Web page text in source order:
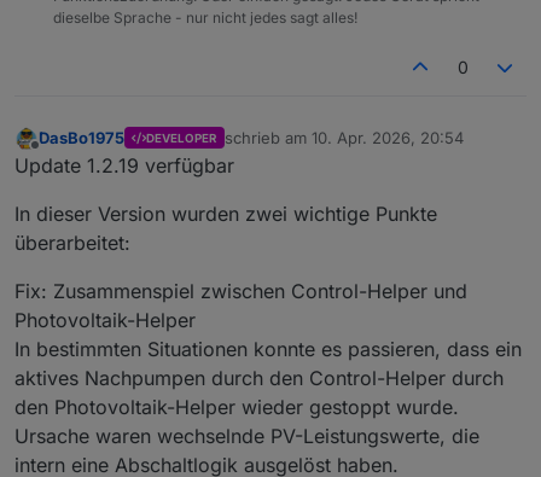
dieselbe Sprache - nur nicht jedes sagt alles!
0
Offline
DasBo1975 DEVELOPER schrieb am 10. Apr. 2026, 20:54
zuletzt editiert von
Update 1.2.19 verfügbar
In dieser Version wurden zwei wichtige Punkte
überarbeitet:
Fix: Zusammenspiel zwischen Control-Helper und
Photovoltaik-Helper
In bestimmten Situationen konnte es passieren, dass ein
aktives Nachpumpen durch den Control-Helper durch
den Photovoltaik-Helper wieder gestoppt wurde.
Ursache waren wechselnde PV-Leistungswerte, die
intern eine Abschaltlogik ausgelöst haben.